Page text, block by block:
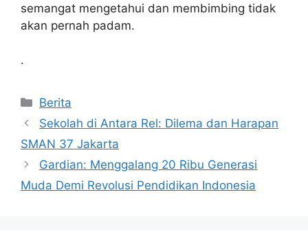
semangat mengetahui dan membimbing tidak
akan pernah padam.
.
Kategori
Berita
Sekolah di Antara Rel: Dilema dan Harapan
SMAN 37 Jakarta
Gardian: Menggalang 20 Ribu Generasi
Muda Demi Revolusi Pendidikan Indonesia